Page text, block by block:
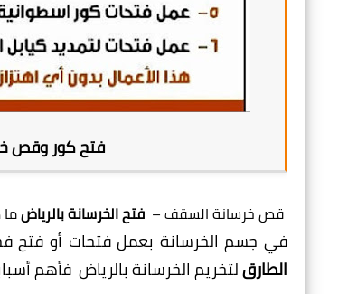
فتح كور وقص
قص خرسانة السقف – فتح الخرسانة بالرياض
في جسم الخرسانة بعمل فتحات أو فتح
الطارقلتخريم الخرسانة بالرياض فأهم